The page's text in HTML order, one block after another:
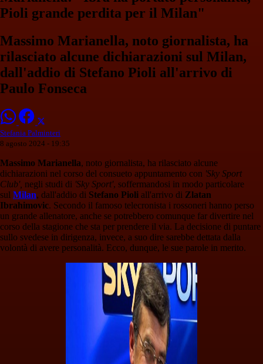
Pioli grande perdita per il Milan"
Massimo Marianella, noto giornalista, ha
rilasciato alcune dichiarazioni sul Milan,
dall'addio di Stefano Pioli all'arrivo di
Paulo Fonseca
Stefania Palminteri
8 agosto 2024 - 19:35
Massimo Marianella, noto giornalista, ha rilasciato alcune
dichiarazioni nel corso del consueto appuntamento con 'Sky Sport
Club', negli studi di 'Sky Sport', soffermandosi in modo particolare
sul Milan, dall'addio di Stefano Pioli all'arrivo di Zlatan
Ibrahimovic. Secondo il famoso telecronista i rossoneri hanno perso
un grande allenatore, anche se potrebbero comunque far divertire nel
corso della stagione che sta per prendere il via. La decisione di puntare
sullo svedese in dirigenza, invece, a suo dire sarebbe dettata dalla
volontà di avere personalità. Ecco, dunque, le sue parole in merito.